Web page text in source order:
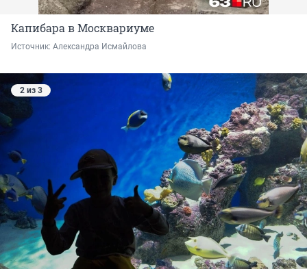
Капибара в Москвариуме
Источник: Александра Исмайлова
2 из 3